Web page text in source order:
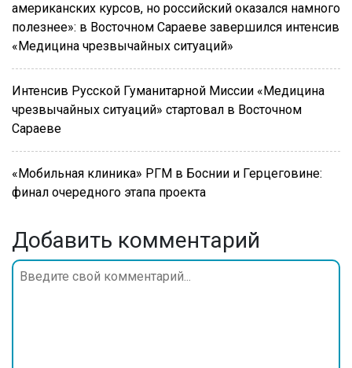
американских курсов, но российский оказался намного
полезнее»: в Восточном Сараеве завершился интенсив
«Медицина чрезвычайных ситуаций»
Интенсив Русской Гуманитарной Миссии «Медицина
чрезвычайных ситуаций» стартовал в Восточном
Сараеве
«Мобильная клиника» РГМ в Боснии и Герцеговине:
финал очередного этапа проекта
Добавить комментарий